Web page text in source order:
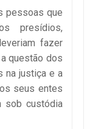
que
presídios,
fazer
questão dos
na justiça e a
seus entes
sob custódia